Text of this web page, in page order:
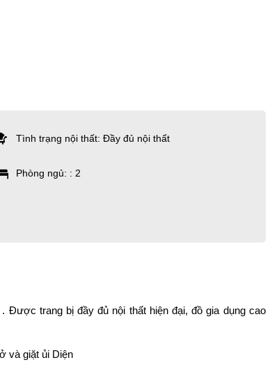
Tình trạng nội thất: Đầy đủ nội thất
Phòng ngủ: : 2
. Được trang bị đầy đủ nội thất hiện đại, đồ gia dụng cao
và giặt ủi Diện